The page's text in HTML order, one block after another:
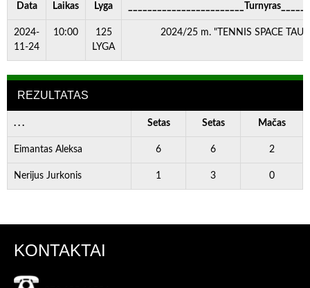
Data Laikas Lyga
2024-
11-24
10:00
125
LYGA
2024/25 m. "TENNIS SPACE
REZULTATAS
. . . Setas Setas Mačas
Eimantas Aleksa 6 6 2
Nerijus Jurkonis 1 3 0
KONTAKTAI